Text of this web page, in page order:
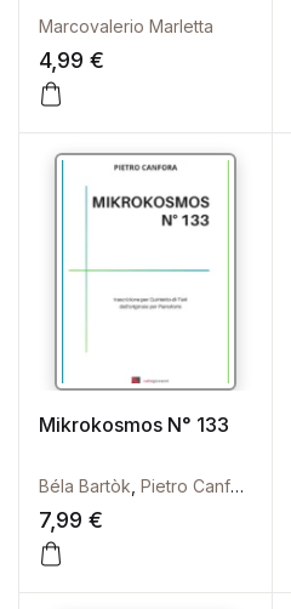
Marcovalerio Marletta
4,99 €
Mikrokosmos N° 133
Béla Bartòk Pietro Canfora
7,99 €